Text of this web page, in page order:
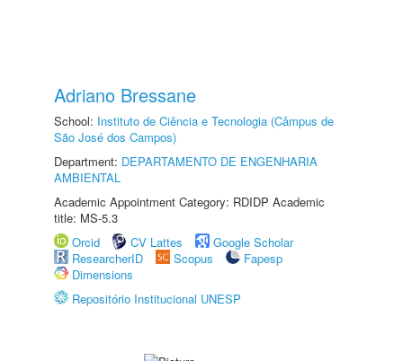
Adriano Bressane
School: Instituto de Ciência e Tecnologia (Câmpus de
São José dos Campos)
Department: DEPARTAMENTO DE ENGENHARIA
AMBIENTAL
Academic Appointment Category: RDIDP Academic
title: MS-5.3
Orcid
CV Lattes
Google Scholar
ResearcherID
Scopus
Fapesp
Dimensions
Repositório Institucional UNESP